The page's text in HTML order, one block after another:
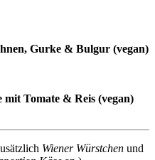
Gurke & Bulgur (vegan)
Tomate & Reis (vegan)
Wiener Würstchen und